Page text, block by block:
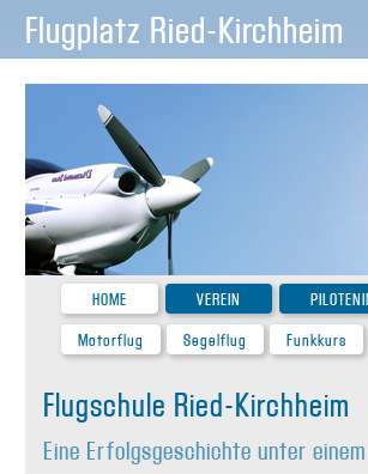
Flugplatz Ried-Kirchheim
HOME VEREIN
Motorflug
Segelflug Funkkurs
Flugschule Ried-Kirchheim
Eine Erfolgsgeschichte unter